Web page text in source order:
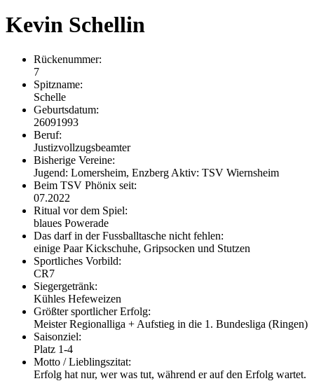
Kevin Schellin
Rückenummer:
7
Spitzname:
Schelle
Geburtsdatum:
26091993
Beruf:
Justizvollzugsbeamter
Bisherige Vereine:
Jugend: Lomersheim, Enzberg Aktiv: TSV Wiernsheim
Beim TSV Phönix seit:
07.2022
Ritual vor dem Spiel:
blaues Powerade
Das darf in der Fussballtasche nicht fehlen:
einige Paar Kickschuhe, Gripsocken und Stutzen
Sportliches Vorbild:
CR7
Siegergetränk:
Kühles Hefeweizen
Größter sportlicher Erfolg:
Meister Regionalliga + Aufstieg in die 1. Bundesliga (Ringen)
Saisonziel:
Platz 1-4
Motto / Lieblingszitat:
Erfolg hat nur, wer was tut, während er auf den Erfolg wartet.